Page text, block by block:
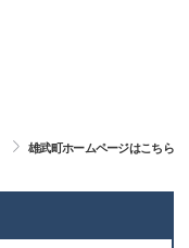
雄武町ホームページはこちら